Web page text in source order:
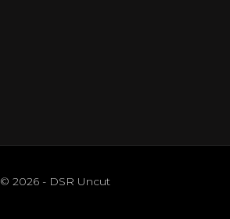
© 2026 - DSR Uncut